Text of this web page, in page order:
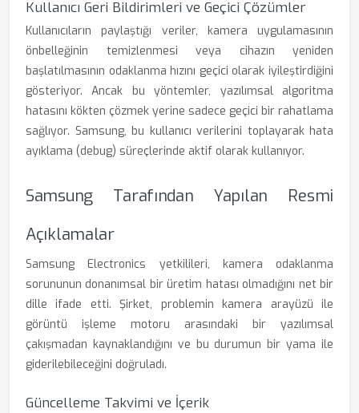
Kullanıcı Geri Bildirimleri ve Geçici Çözümler
Kullanıcıların paylaştığı veriler, kamera uygulamasının
önbelleğinin temizlenmesi veya cihazın yeniden
başlatılmasının odaklanma hızını geçici olarak iyileştirdiğini
gösteriyor. Ancak bu yöntemler, yazılımsal algoritma
hatasını kökten çözmek yerine sadece geçici bir rahatlama
sağlıyor. Samsung, bu kullanıcı verilerini toplayarak hata
ayıklama (debug) süreçlerinde aktif olarak kullanıyor.
Samsung Tarafından Yapılan Resmi
Açıklamalar
Samsung Electronics yetkilileri, kamera odaklanma
sorununun donanımsal bir üretim hatası olmadığını net bir
dille ifade etti. Şirket, problemin kamera arayüzü ile
görüntü işleme motoru arasındaki bir yazılımsal
çakışmadan kaynaklandığını ve bu durumun bir yama ile
giderilebileceğini doğruladı.
Güncelleme Takvimi ve İçerik